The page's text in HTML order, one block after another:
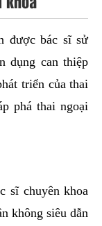
được bác sĩ sử
dụng can thiệp
triển của thai
phá thai ngoại
sĩ chuyên khoa
không siêu dẫn